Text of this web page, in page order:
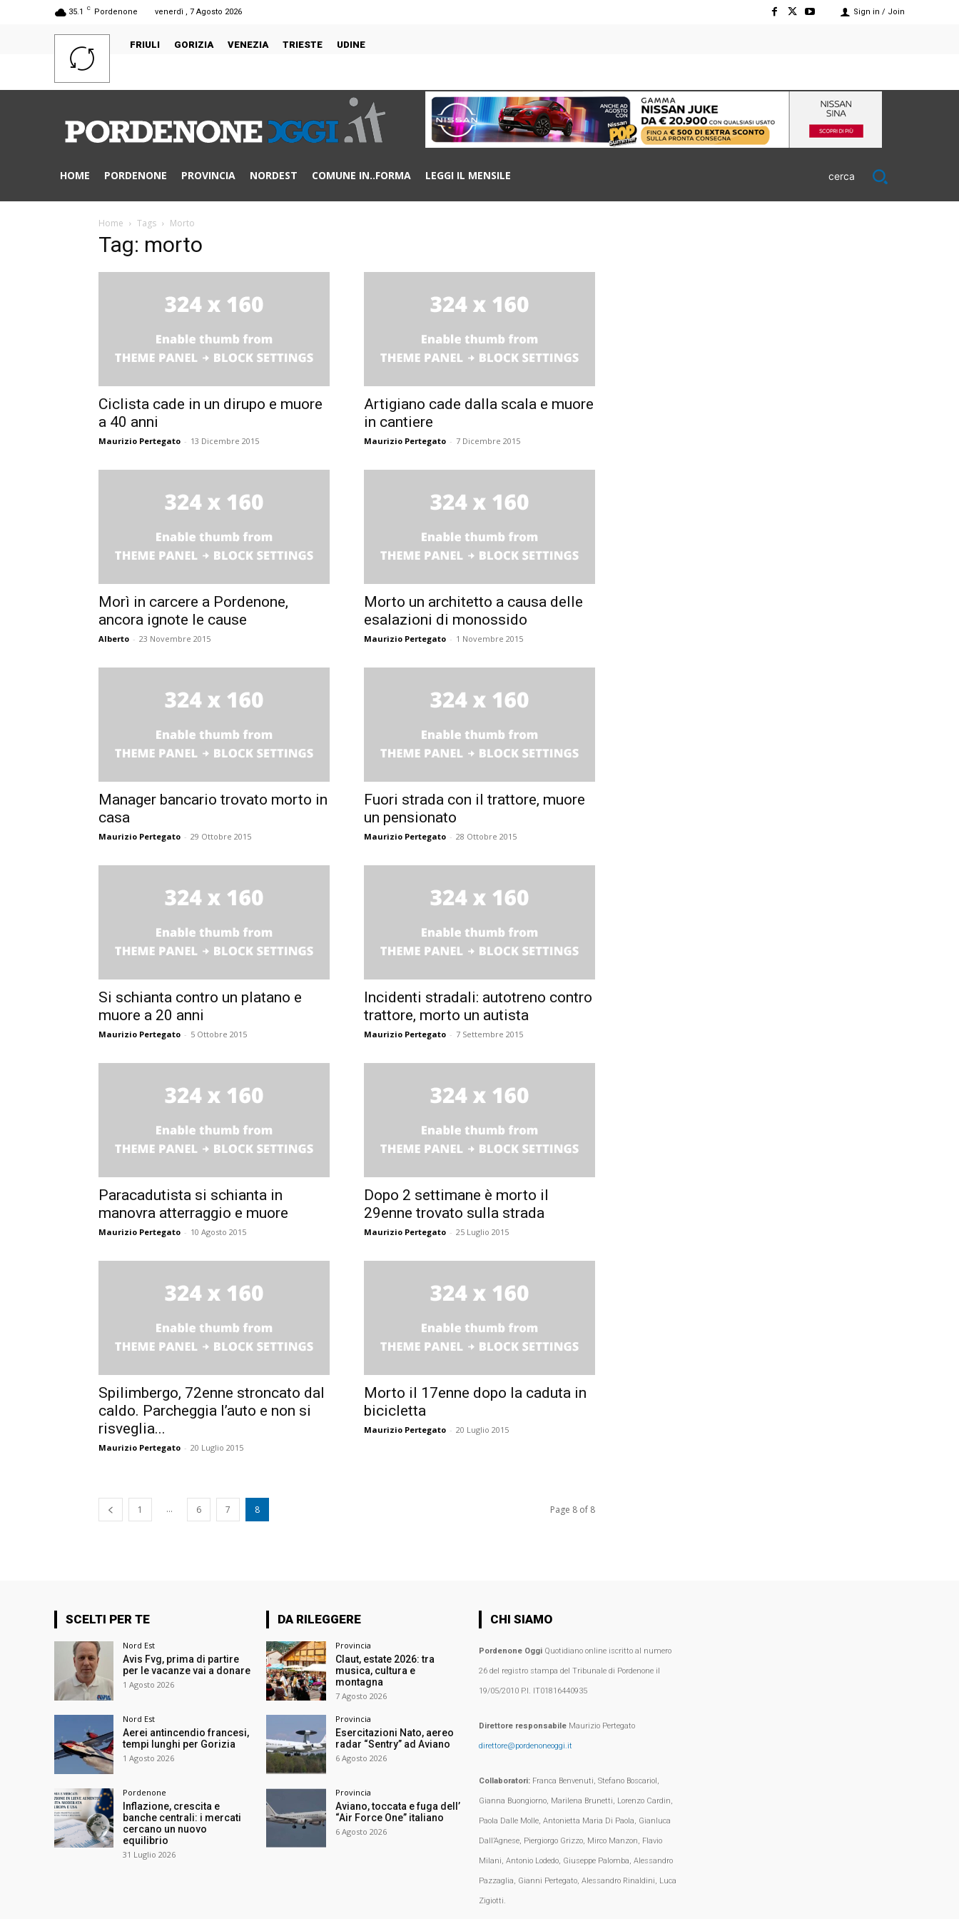
35.1 C Pordenone venerdì , 7 Agosto 2026 Sign in / Join
FRIULI GORIZIA VENEZIA TRIESTE UDINE
HOME PORDENONE PROVINCIA NORDEST COMUNE IN..FORMA LEGGI IL MENSILE cerca
Home Tags Morto
Tag: morto
Ciclista cade in un dirupo e muore
a 40 anni
Maurizio Pertegato - 13 Dicembre 2015
Artigiano cade dalla scala e muore
in cantiere
Maurizio Pertegato - 7 Dicembre 2015
Morì in carcere a Pordenone,
ancora ignote le cause
Alberto - 23 Novembre 2015
Morto un architetto a causa delle
esalazioni di monossido
Maurizio Pertegato - 1 Novembre 2015
Manager bancario trovato morto in
casa
Maurizio Pertegato - 29 Ottobre 2015
Fuori strada con il trattore, muore
un pensionato
Maurizio Pertegato - 28 Ottobre 2015
Si schianta contro un platano e
muore a 20 anni
Maurizio Pertegato - 5 Ottobre 2015
Incidenti stradali: autotreno contro
trattore, morto un autista
Maurizio Pertegato - 7 Settembre 2015
Paracadutista si schianta in
manovra atterraggio e muore
Maurizio Pertegato - 10 Agosto 2015
Dopo 2 settimane è morto il
29enne trovato sulla strada
Maurizio Pertegato - 25 Luglio 2015
Spilimbergo, 72enne stroncato dal
caldo. Parcheggia l’auto e non si
risveglia...
Maurizio Pertegato - 20 Luglio 2015
Morto il 17enne dopo la caduta in
bicicletta
Maurizio Pertegato - 20 Luglio 2015
1 ... 6 7 8 Page 8 of 8
SCELTI PER TE
Nord Est
Avis Fvg, prima di partire
per le vacanze vai a donare
1 Agosto 2026
Nord Est
Aerei antincendio francesi,
tempi lunghi per Gorizia
1 Agosto 2026
Pordenone
Inflazione, crescita e
banche centrali: i mercati
cercano un nuovo
equilibrio
31 Luglio 2026
DA RILEGGERE
Provincia
Claut, estate 2026: tra
musica, cultura e
montagna
7 Agosto 2026
Provincia
Esercitazioni Nato, aereo
radar “Sentry” ad Aviano
6 Agosto 2026
Provincia
Aviano, toccata e fuga dell’
“Air Force One” italiano
6 Agosto 2026
CHI SIAMO
Pordenone OggiQuotidiano online iscritto al numero
26 del registro stampa del Tribunale di Pordenone il
19/05/2010 P.I. IT01816440935
Direttore responsabileMaurizio Pertegato
direttore@pordenoneoggi.it
Collaboratori:Franca Benvenuti, Stefano Boscariol,
Gianna Buongiorno, Marilena Brunetti, Lorenzo Cardin,
Paola Dalle Molle, Antonietta Maria Di Paola, Gianluca
Dall’Agnese, Piergiorgo Grizzo, Mirco Manzon, Flavio
Milani, Antonio Lodedo, Giuseppe Palomba, Alessandro
Pazzaglia, Gianni Pertegato, Alessandro Rinaldini, Luca
Zigiotti.